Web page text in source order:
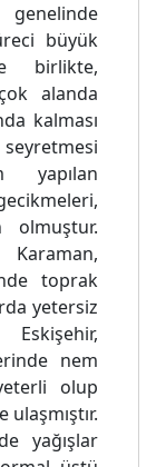
genelinde
büyük
birlikte,
alanda
kalması
yapılan
olmuştur.
toprak
yetersiz
nem
olup
yağışlar